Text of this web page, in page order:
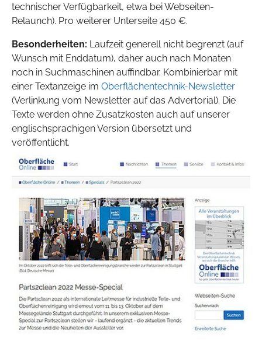
technischer Verfügbarkeit, etwa bei Webseiten-
Relaunch). Pro weiterer Unterseite 450 €.
Besonderheiten: Laufzeit generell nicht begrenzt (auf
Wunsch mit Enddatum), daher auch nach Monaten
noch in Suchmaschinen auffindbar. Kombinierbar mit
einer Textanzeige im Oberflächentechnik-Newsletter
(Verlinkung vom Newsletter auf das Advertorial). Die
Texte werden ohne Zusatzkosten auch auf unserer
englischsprachigen Version übersetzt und
veröffentlicht.